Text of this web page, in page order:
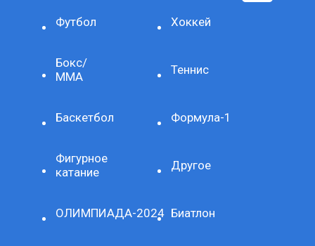
Футбол Хоккей
Бокс/
ММА
Теннис
Баскетбол Формула-1
Фигурное
катание
Другое
ОЛИМПИАДА-2024 Биатлон